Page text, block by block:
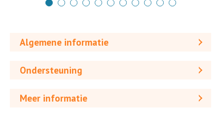
Algemene informatie
Ondersteuning
Meer informatie